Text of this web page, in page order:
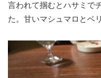
言われて掴むとハサミで
た。甘いマシュマロとベ